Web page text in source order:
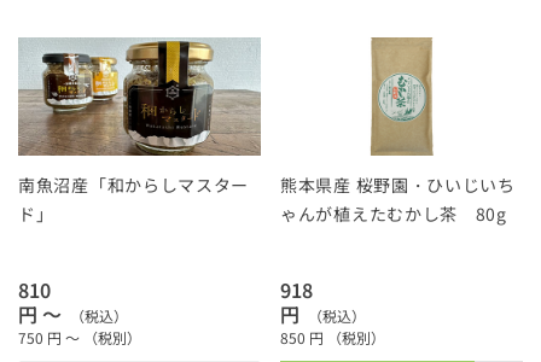
南魚沼産「和からしマスター
ド」
810
円 ～
（税込）
750 円 ～ （税別）
熊本県産 桜野園・ひいじいち
ゃんが植えたむかし茶 80g
918
円
（税込）
850 円 （税別）